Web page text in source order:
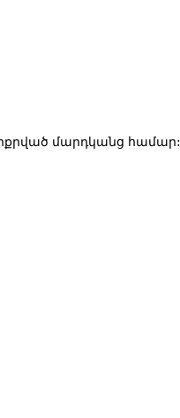
մարդկանց համար: